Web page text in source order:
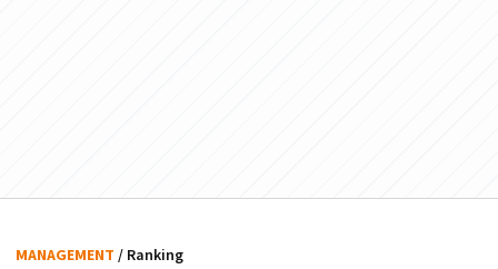
MANAGEMENT / Ranking